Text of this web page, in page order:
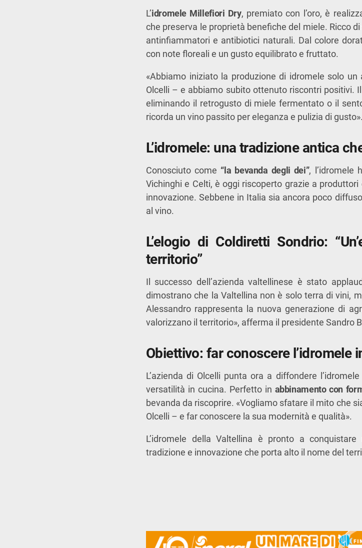
L’idromele Millefiori Dry, premiato con l’oro, è
che preserva le proprietà benefiche del miele. Ricco
antinfiammatori e antibiotici naturali. Dal colore
con note floreali e un gusto equilibrato e fruttato.
«Abbiamo iniziato la produzione di idromele solo
Olcelli – e abbiamo subito ottenuto riscontri positivi.
eliminando il retrogusto di miele fermentato o il
ricorda un vino passito per eleganza e pulizia di gusto».
L’idromele: una tradizione antica
Conosciuto come “la bevanda degli dei”, l’idromele
Vichinghi e Celti, è oggi riscoperto grazie a
innovazione. Sebbene in Italia sia ancora poco
al vino.
L’elogio di Coldiretti Sondrio:
territorio”
Il successo dell’azienda valtellinese è stato
dimostrano che la Valtellina non è solo terra di vini,
Alessandro rappresenta la nuova generazione di
valorizzano il territorio», afferma il presidente Sandro
Obiettivo: far conoscere l’idromele
L’azienda di Olcelli punta ora a diffondere
versatilità in cucina. Perfetto in abbinamento con
bevanda da riscoprire. «Vogliamo sfatare il mito che
Olcelli – e far conoscere la sua modernità e qualità».
L’idromele della Valtellina è pronto a
tradizione e innovazione che porta alto il nome del